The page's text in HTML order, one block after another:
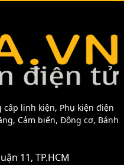
cấp linh kiện, Phụ kiện điện
Cảm biến, Động cơ, Bánh
11, TP.HCM